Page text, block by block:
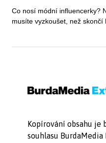
Co nosí módní influencerky?
musíte vyzkoušet, než skončí
Kopírování obsahu je
souhlasu BurdaMedia